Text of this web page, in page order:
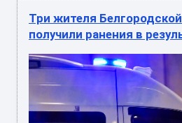
Три жителя
получили ранения в